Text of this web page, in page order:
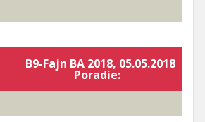
B9-Fajn BA 2018, 05.05.2018
Poradie: